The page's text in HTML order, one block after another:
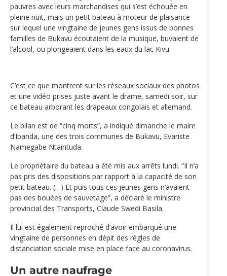
pauvres avec leurs marchandises qui s’est échouée en
pleine nuit, mais un petit bateau à moteur de plaisance
sur lequel une vingtaine de jeunes gens issus de bonnes
familles de Bukavu écoutaient de la musique, buvaient de
l’alcool, ou plongeaient dans les eaux du lac Kivu.
C’est ce que montrent sur les réseaux sociaux des photos
et une vidéo prises juste avant le drame, samedi soir, sur
ce bateau arborant les drapeaux congolais et allemand.
Le bilan est de “cinq morts”, a indiqué dimanche le maire
d’Ibanda, une des trois communes de Bukavu, Evariste
Namegabe Ntaintuda.
Le propriétaire du bateau a été mis aux arrêts lundi. “Il n’a
pas pris des dispositions par rapport à la capacité de son
petit bateau. (…) Et puis tous ces jeunes gens n’avaient
pas des bouées de sauvetage”, a déclaré le ministre
provincial des Transports, Claude Swedi Basila.
Il lui est également reproché d’avoir embarqué une
vingtaine de personnes en dépit des règles de
distanciation sociale mise en place face au coronavirus.
Un autre naufrage